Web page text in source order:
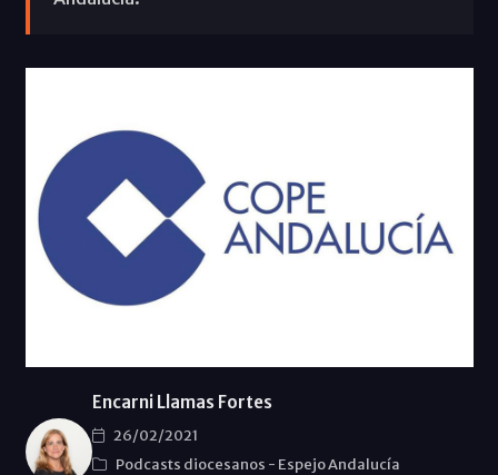
Encarni Llamas Fortes
26/02/2021
Podcasts diocesanos - Espejo Andalucía